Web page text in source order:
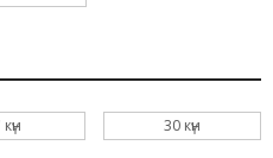
30 күн